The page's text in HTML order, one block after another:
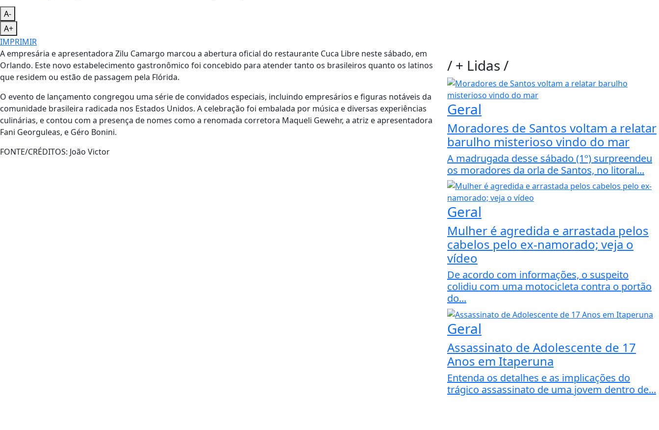
A-
A+
IMPRIMIR
A empresária e apresentadora Zilu Camargo marcou a abertura oficial do restaurante Cuca Libre neste sábado, em
Orlando. Este novo estabelecimento gastronômico foi concebido para atender tanto os brasileiros quanto os latinos
que residem ou estão de passagem pela Flórida.
O evento de lançamento congregou uma série de convidados especiais, incluindo empresários e figuras notáveis da
comunidade brasileira radicada nos Estados Unidos. A celebração foi embalada por música e diversas experiências
culinárias, e contou com a presença de nomes como a renomada corretora Maqueli Gewehr, a atriz e apresentadora
Fani Georguleas, e Géro Bonini.
FONTE/CRÉDITOS: João Victor
/ + Lidas/
Geral
Moradores de Santos voltam a relatar
barulho misterioso vindo do mar
A madrugada desse sábado (1º) surpreendeu
os moradores da orla de Santos, no litoral...
Geral
Mulher é agredida e arrastada pelos
cabelos pelo ex-namorado; veja o
vídeo
De acordo com informações, o suspeito
colidiu com uma motocicleta contra o portão
do...
Geral
Assassinato de Adolescente de 17
Anos em Itaperuna
Entenda os detalhes e as implicações do
trágico assassinato de uma jovem dentro de...